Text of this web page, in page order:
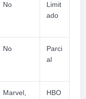
No
Limit
ado
No
Parci
al
Marvel,
HBO